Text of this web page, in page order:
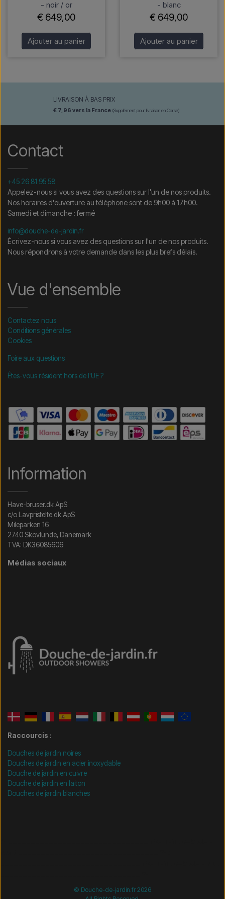
- noir / or
€ 649,00
Ajouter au panier
- blanc
€ 649,00
Ajouter au panier
LIVRAISON À BAS PRIX
€ 7,96 vers la France(Supplément pour livraison en Corse)
Contact
+45 26 81 95 58
Appelez-nous si vous avez des questions sur l'un de nos produits.
Nos horaires d'ouverture au téléphone sont de 9h00 à 17h00.
Samedi et dimanche : fermé
info@douche-de-jardin.fr
Écrivez-nous si vous avez des questions sur l'un de nos produits.
Nous répondrons à votre demande dans les plus brefs délais.
Vue d'ensemble
Contactez nous
Conditions générales
Cookies
Foire aux questions
Êtes-vous résident hors de l'UE ?
Information
Have-bruser.dk ApS
c/o Lavpristelte.dk ApS
Mileparken 16
2740 Skovlunde, Danemark
TVA: DK36085606
Médias sociaux
Raccourcis :
Douches de jardin noires
Douches de jardin en acier inoxydable
Douche de jardin en cuivre
Douche de jardin en laiton
Douches de jardin blanches
© Douche-de-jardin.fr 2026